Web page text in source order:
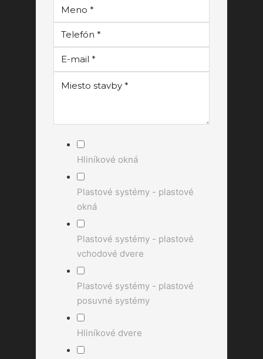
Hliníkové okná
Plastové systémy - plastové
okná
Plastové systémy - plastové
vchodové dvere
Plastové systémy - plastové
posuvné systémy
Hliníkové dvere